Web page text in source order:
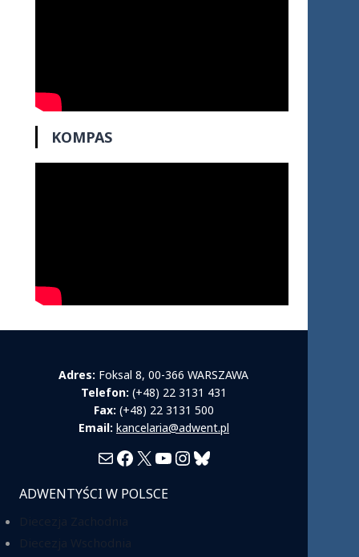
KOMPAS
Adres: Foksal 8, 00-366 WARSZAWA
Telefon: (+48) 22 3131 431
Fax: (+48) 22 3131 500
Email: kancelaria@adwent.pl
MailFacebook
X YouTube
Instagram
Bluesky
ADWENTYŚCI W POLSCE